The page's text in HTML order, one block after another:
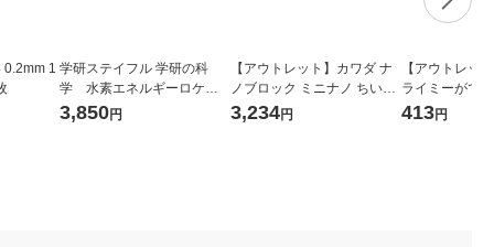
0.2mm 1 学研ステイフル 学研の科
学 水素エネルギーロケッ
ト Q750946 1個
3,850円
【アウトレット】カワダ ナ
ノブロック ミニナノ ちいか
わ（BOX）
3,234円
【アウトレッ
ライミーがで
ク 090681 1個
413円